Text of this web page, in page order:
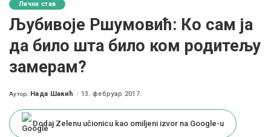
Лични став
Љубивоје Ршумовић: Ко сам ја
да било шта било ком родитељу
замерам?
Posted
Аутор: Нада Шакић 13. фебруар 2017.
Dodaj Zelenu učionicu kao omiljeni izvor na Google-u